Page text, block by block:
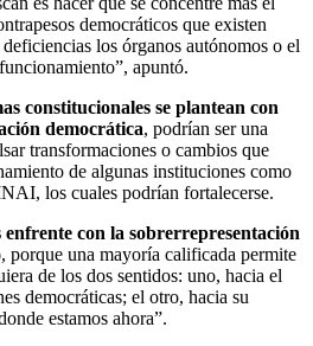
democráticos que existen
los órganos autónomos o el
apuntó.
constitucionales se plantean con
democrática, podrían ser una
transformaciones o cambios que
de algunas instituciones como
los cuales podrían fortalecerse.
enfrente con la sobrerrepresentación
, porque una mayoría calificada permite
de los dos sentidos: uno, hacia el
democráticas; el otro, hacia su
estamos ahora”.